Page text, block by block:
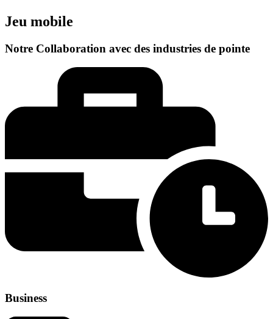
Jeu mobile
Notre Collaboration avec des industries de pointe
Business